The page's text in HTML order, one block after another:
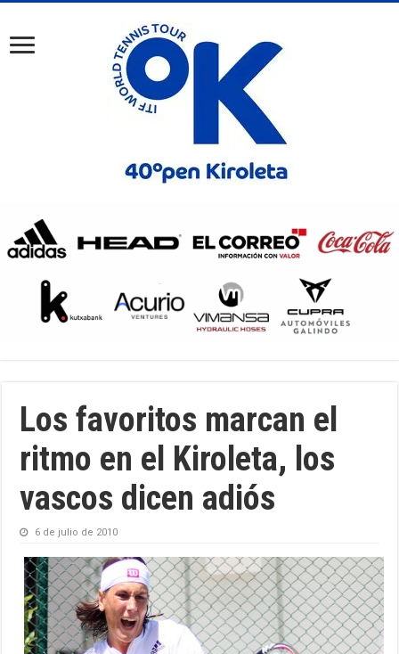
Los favoritos marcan el
ritmo en el Kiroleta, los
vascos dicen adiós
6 de julio de 2010